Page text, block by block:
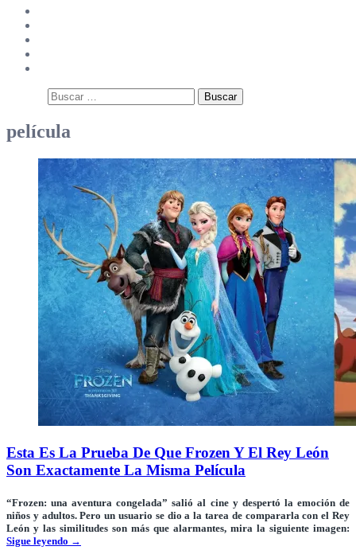
película
Esta Es La Prueba De Que Frozen Y El Rey León
Son Exactamente La Misma Película
“Frozen: una aventura congelada” salió al cine y despertó la emoción de
niños y adultos.Pero un usuario se dio a la tarea de compararla con el Rey
León y las similitudes son más que alarmantes, mira la siguiente imagen:
Sigue leyendo →